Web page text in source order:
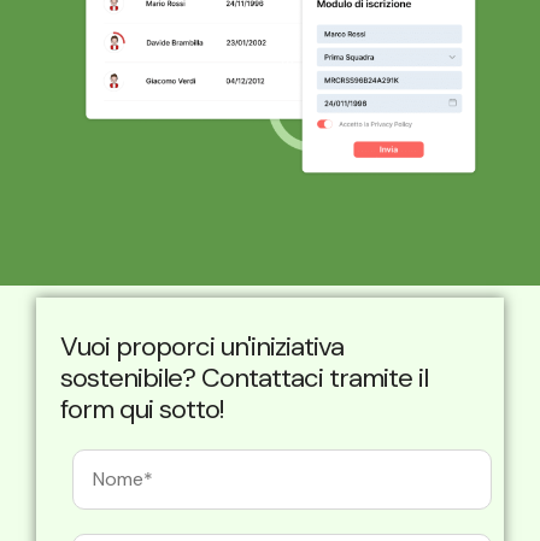
Vuoi proporci un'iniziativa
sostenibile? Contattaci tramite il
form qui sotto!